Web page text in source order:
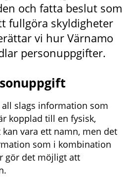
och fatta beslut som
fullgöra skyldigheter
vi hur Värnamo
personuppgifter.
slags information som
kopplad till en fysisk,
vara ett namn, men det
som i kombination
gör det möjligt att